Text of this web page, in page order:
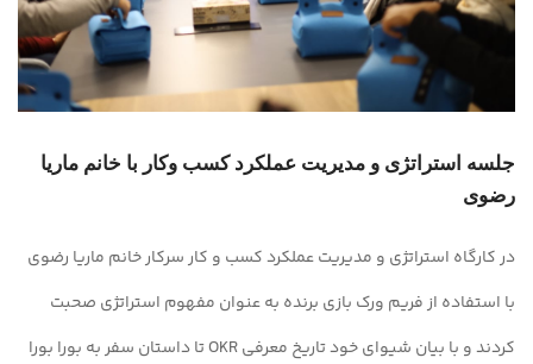
جلسه استراتژی و مدیریت عملکرد کسب وکار با خانم ماریا
رضوی
در کارگاه استراتژی و مدیریت عملکرد کسب و کار سرکار خانم ماریا رضوی
با استفاده از فریم ورک بازی برنده به عنوان مفهوم استراتژی صحبت
کردند و با بیان شیوای خود تاریخ معرفی OKR تا داستان سفر به بورا بورا